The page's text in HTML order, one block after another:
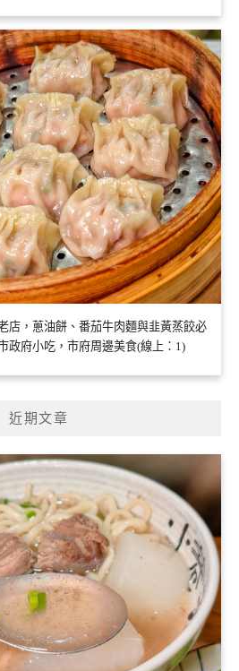
店，蔥油餅、番茄牛肉麵與韭黃蒸餃必
政府小吃，市府周邊美食(線上：1)
近期文章